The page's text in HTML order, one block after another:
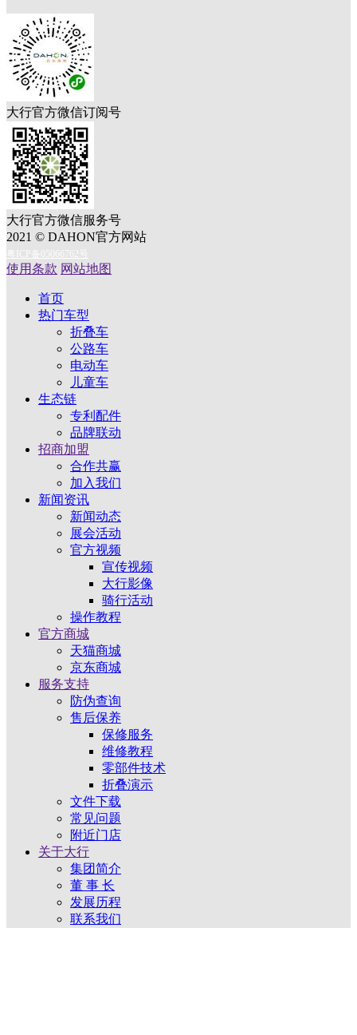
大行官方微信订阅号
大行官方微信服务号
2021 © DAHON官方网站
粤ICP备05066762号
使用条款 网站地图
首页
热门车型
折叠车
公路车
电动车
儿童车
生态链
专利配件
品牌联动
招商加盟
合作共赢
加入我们
新闻资讯
新闻动态
展会活动
官方视频
宣传视频
大行影像
骑行活动
操作教程
官方商城
天猫商城
京东商城
服务支持
防伪查询
售后保养
保修服务
维修教程
零部件技术
折叠演示
文件下载
常见问题
附近门店
关于大行
集团简介
董 事 长
发展历程
联系我们